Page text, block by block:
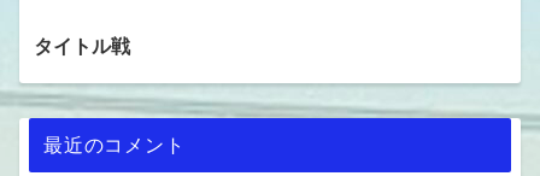
タイトル戦
最近のコメント